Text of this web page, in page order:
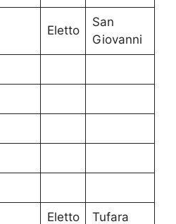
Eletto
San
Giovanni
Eletto Tufara